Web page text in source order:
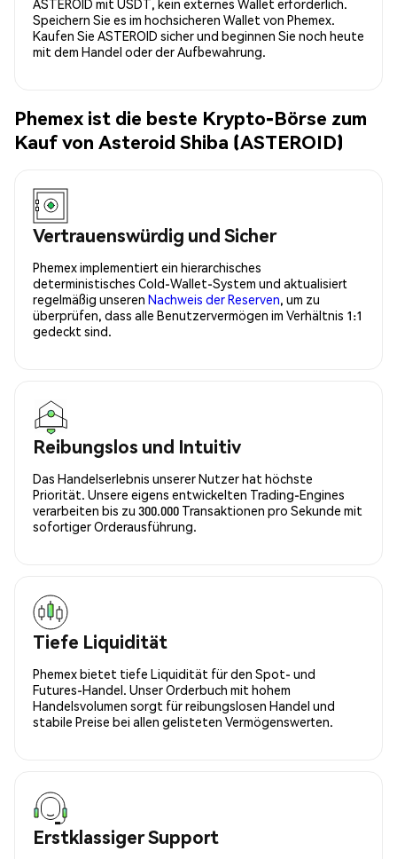
ASTEROID mit USDT, kein externes Wallet erforderlich.
Speichern Sie es im hochsicheren Wallet von Phemex.
Kaufen Sie ASTEROID sicher und beginnen Sie noch heute
mit dem Handel oder der Aufbewahrung.
Phemex ist die beste Krypto-Börse zum
Kauf von Asteroid Shiba (ASTEROID)
Vertrauenswürdig und Sicher
Phemex implementiert ein hierarchisches
deterministisches Cold-Wallet-System und aktualisiert
regelmäßig unseren Nachweis der Reserven, um zu
überprüfen, dass alle Benutzervermögen im Verhältnis 1:1
gedeckt sind.
Reibungslos und Intuitiv
Das Handelserlebnis unserer Nutzer hat höchste
Priorität. Unsere eigens entwickelten Trading-Engines
verarbeiten bis zu 300.000 Transaktionen pro Sekunde mit
sofortiger Orderausführung.
Tiefe Liquidität
Phemex bietet tiefe Liquidität für den Spot- und
Futures-Handel. Unser Orderbuch mit hohem
Handelsvolumen sorgt für reibungslosen Handel und
stabile Preise bei allen gelisteten Vermögenswerten.
Erstklassiger Support